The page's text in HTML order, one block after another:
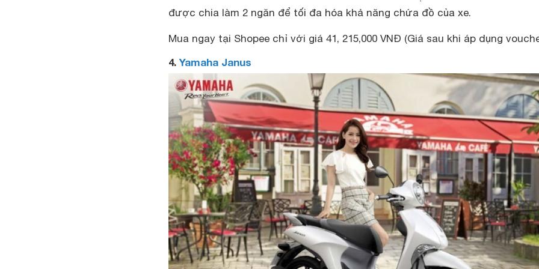
được chia làm 2 ngăn để tối đa hóa khả năng chứa đồ của xe.
Mua ngay tại Shopee chỉ với giá 41, 215,000 VNĐ (Giá sau khi áp dụng
4.Yamaha Janus